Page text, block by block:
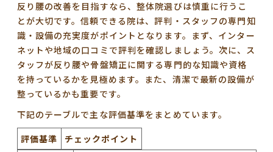
反り腰の改善を目指すなら、整体院選びは慎重に行うこ
とが大切です。信頼できる院は、評判・スタッフの専門知
識・設備の充実度がポイントとなります。まず、インター
ネットや地域の口コミで評判を確認しましょう。次に、ス
タッフが反り腰や骨盤矯正に関する専門的な知識や資格
を持っているかを見極めます。また、清潔で最新の設備が
整っているかも重要です。
下記のテーブルで主な評価基準をまとめています。
評価基準
チェックポイント